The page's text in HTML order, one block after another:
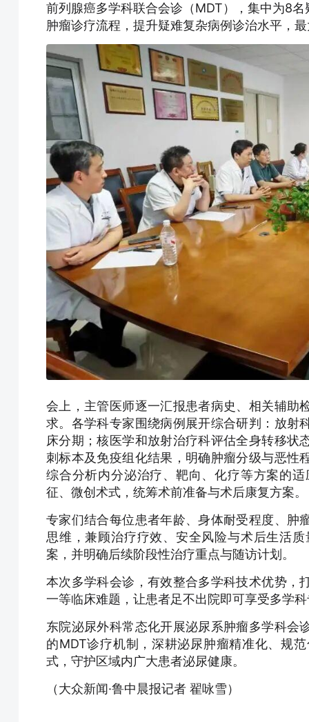
前列腺癌多学科联合会诊（MDT），集中为8
肿瘤诊疗流程，提升疑难复杂病例诊治水平，
会上，主管医师逐一汇报患者病史、相关辅助
求。各学科专家围绕病例展开综合研判：放射
床分期；核医学和放射治疗科评估全身转移状
刺标本及免疫组化结果，明确肿瘤分级与恶性
综合分析内分泌治疗、靶向、化疗等方案的
征、微创术式，统筹术前准备与术后康复方案。
专家们结合每位患者年龄、身体耐受程度、肿
思维，兼顾治疗疗效、安全风险与术后生活
案，并明确后续阶段性治疗重点与随访计划。
本次多学科会诊，有效整合多学科技术优势，
一等临床难题，让患者足不出院即可享受多学
东院泌尿外科常态化开展泌尿系肿瘤多学科会
的MDT诊疗机制，深耕泌尿肿瘤精准化、规
式，守护区域内广大患者泌尿健康。
（大众新闻·鲁中晨报记者 翟咏雪）